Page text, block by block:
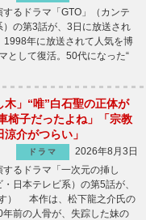
るドラマ「GTO」（カンテ
）の第3話が、3日に放送され
年に放送されて人気を博
として復活。50代になった“
木」“唯”白石聖の正体が
椅子だったよね」「宗教
介がつらい」
ドラマ
2026年8月3日
るドラマ「一次元の挿し
日本テレビ系）の第5話が、
） 本作は、松下龍之介氏の
前の人骨が、失踪した妹の